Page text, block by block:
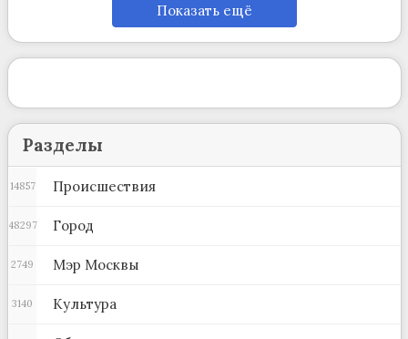
Показать ещё
Разделы
Происшествия
14857
Город
48297
Мэр Москвы
2749
Культура
3140